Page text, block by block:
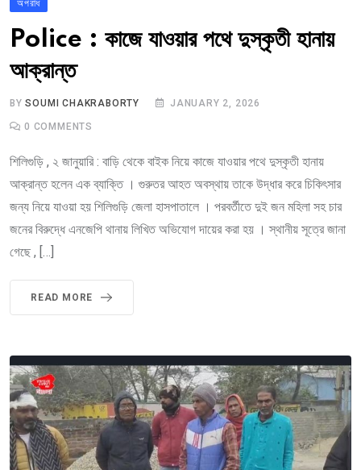
অপরাধ
Police : কাজে যাওয়ার পথে দুস্কৃতী হানায়
আক্রান্ত
BYSOUMI CHAKRABORTY JANUARY 2, 2026
0 COMMENTS
শিলিগুড়ি , ২ জানুয়ারি : বাড়ি থেকে বাইক নিয়ে কাজে যাওয়ার পথে দুস্কৃতী হানায়
আক্রান্ত হলেন এক ব্যাক্তি । গুরুতর আহত অবস্থায় তাকে উদ্ধার করে চিকিৎসার
জন্য নিয়ে যাওয়া হয় শিলিগুড়ি জেলা হাসপাতালে । পরবর্তীতে দুই জন মহিলা সহ চার
জনের বিরুদ্ধে এনজেপি থানায় লিখিত অভিযোগ দায়ের করা হয় । স্থানীয় সূত্রে জানা
গেছে , […]
READ MORE